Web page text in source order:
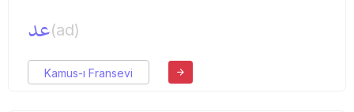
عد(ad)
Kamus-ı Fransevi